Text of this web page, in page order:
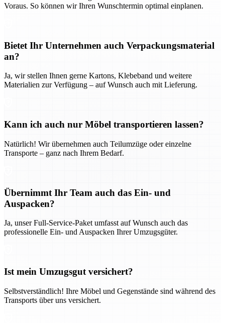
Voraus. So können wir Ihren Wunschtermin optimal einplanen.
Bietet Ihr Unternehmen auch Verpackungsmaterial
an?
Ja, wir stellen Ihnen gerne Kartons, Klebeband und weitere
Materialien zur Verfügung – auf Wunsch auch mit Lieferung.
Kann ich auch nur Möbel transportieren lassen?
Natürlich! Wir übernehmen auch Teilumzüge oder einzelne
Transporte – ganz nach Ihrem Bedarf.
Übernimmt Ihr Team auch das Ein- und
Auspacken?
Ja, unser Full-Service-Paket umfasst auf Wunsch auch das
professionelle Ein- und Auspacken Ihrer Umzugsgüter.
Ist mein Umzugsgut versichert?
Selbstverständlich! Ihre Möbel und Gegenstände sind während des
Transports über uns versichert.